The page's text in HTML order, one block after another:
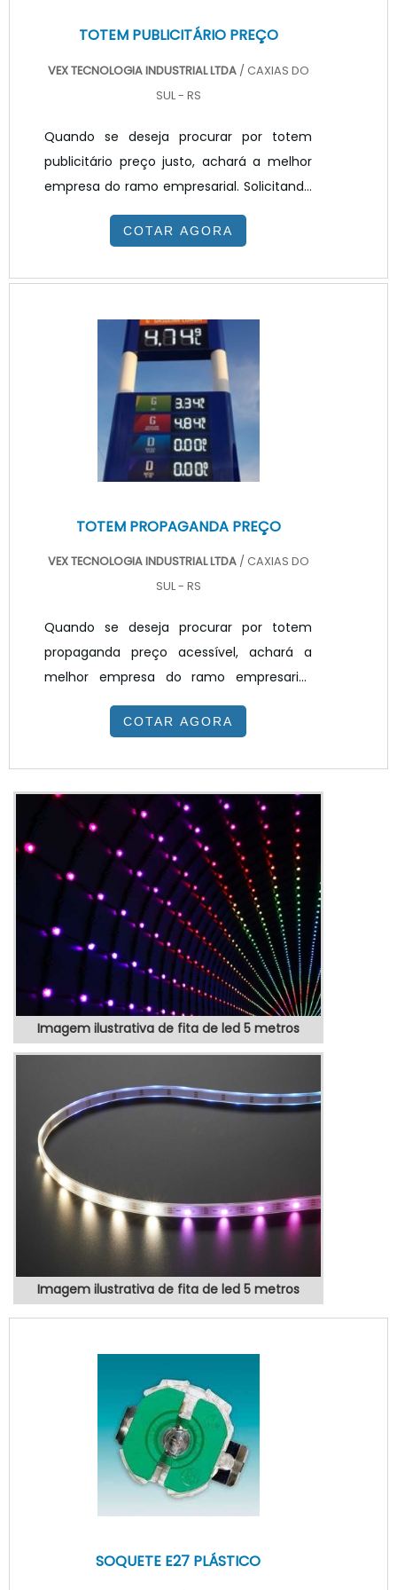
TOTEM PUBLICITÁRIO PREÇO
VEX TECNOLOGIA INDUSTRIAL LTDA / CAXIAS DO
SUL - RS
Quando se deseja procurar por totem
publicitário preço justo, achará a melhor
empresa do ramo empresarial. Solicitando
um orçamento na melhor empresa do
segmento e encontrando a melhor em
interesse é por totem publicitário preço
Tecnologia poderá encontrar ótima
qualidade com resolução de problemas
por meio de soluções inovadoras.TOTEM
PUBLICITÁRIO PREÇO JUSTO E ACESSÍV...
COTAR AGORA
TOTEM PROPAGANDA PREÇO
VEX TECNOLOGIA INDUSTRIAL LTDA / CAXIAS DO
SUL - RS
Quando se deseja procurar por totem
propaganda preço acessível, achará a
melhor empresa do ramo empresarial.
Solicitando um orçamento na melhor
empresa do segmento e encontrando a
JUSTO E ACESSÍVELQuem quer achar
totem propaganda preço justo e em uma
empresa transparente, vai até o site da
VEX Tecnologia. A empresa trabalha com
painel de LED para posto de combustível e
painel ...
COTAR AGORA
Imagem ilustrativa de fita de led 5 metros
Imagem ilustrativa de fita de led 5 metros
SOQUETE E27 PLÁSTICO